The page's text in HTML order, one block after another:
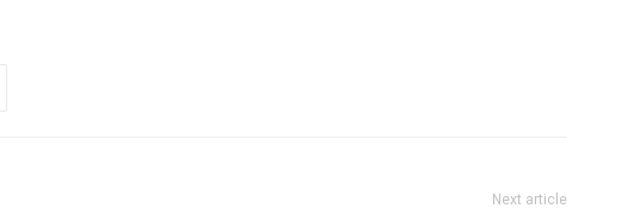
Next article